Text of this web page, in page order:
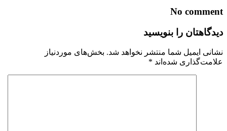
No comment
دیدگاهتان را بنویسید
نشانی ایمیل شما منتشر نخواهد شد. بخش‌های موردنیاز
علامت‌گذاری شده‌اند *